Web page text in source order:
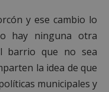
y ese cambio lo
hay ninguna otra
barrio que no sea
la idea de que
municipales y